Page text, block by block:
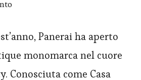
Replica Panerai ha aperto
monomarca nel cuore
Conosciuta come Casa